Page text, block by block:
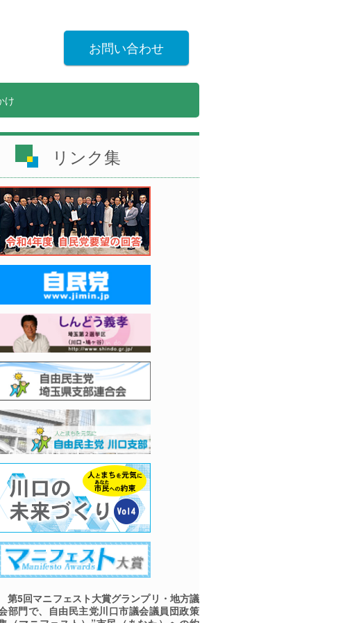
お問い合わせ
け
リンク集
第5回マニフェスト大賞グランプリ・地方議
部門で、自由民主党川口市議会議員団政策